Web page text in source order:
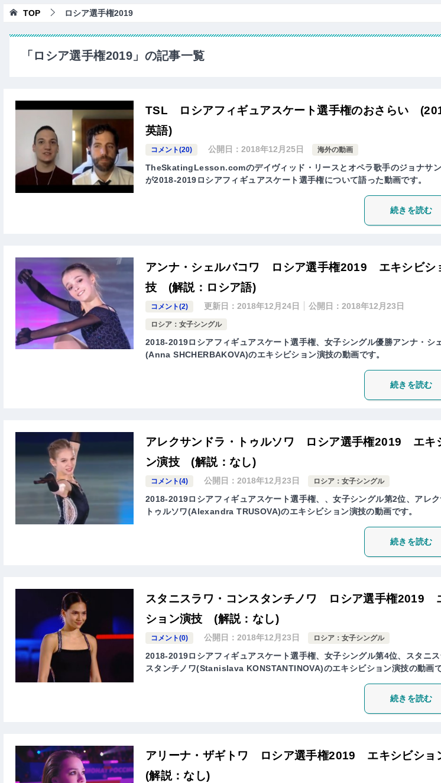
TOP ロシア選手権2019
「ロシア選手権2019」の記事一覧
TSL ロシアフィギュアスケート選手権のおさらい
英語)
コメント(20) 公開日：2018年12月25日 海外の動画
TheSkatingLesson.comのデイヴィッド・リースとオペラ歌手のジョナサ
が2018-2019ロシアフィギュアスケート選手権について語った動画です。
続きを読む
アンナ・シェルバコワ ロシア選手権2019 エキシビシ
技 (解説：ロシア語)
コメント(2) 更新日：2018年12月24日 公開日：2018年12月23日
ロシア：女子シングル
2018-2019ロシアフィギュアスケート選手権、女子シングル優勝アンナ・シ
(Anna SHCHERBAKOVA)のエキシビション演技の動画です。
続きを読む
アレクサンドラ・トゥルソワ ロシア選手権2019 エキ
ン演技 (解説：なし)
コメント(4) 公開日：2018年12月23日 ロシア：女子シングル
2018-2019ロシアフィギュアスケート選手権、、女子シングル第2位、アレク
トゥルソワ(Alexandra TRUSOVA)のエキシビション演技の動画です。
続きを読む
スタニスラワ・コンスタンチノワ ロシア選手権2019
ション演技 (解説：なし)
コメント(0) 公開日：2018年12月23日 ロシア：女子シングル
2018-2019ロシアフィギュアスケート選手権、女子シングル第4位、スタニ
スタンチノワ(Stanislava KONSTANTINOVA)のエキシビション演技の動画で
続きを読む
アリーナ・ザギトワ ロシア選手権2019 エキシビシ
(解説：なし)